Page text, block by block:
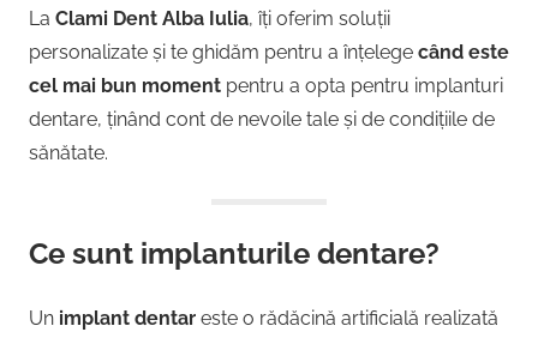
La Clami Dent Alba Iulia, îți oferim soluții
personalizate și te ghidăm pentru a înțelege când este
cel mai bun moment pentru a opta pentru implanturi
dentare, ținând cont de nevoile tale și de condițiile de
sănătate.
Ce sunt implanturile dentare?
Un implant dentar este o rădăcină artificială realizată